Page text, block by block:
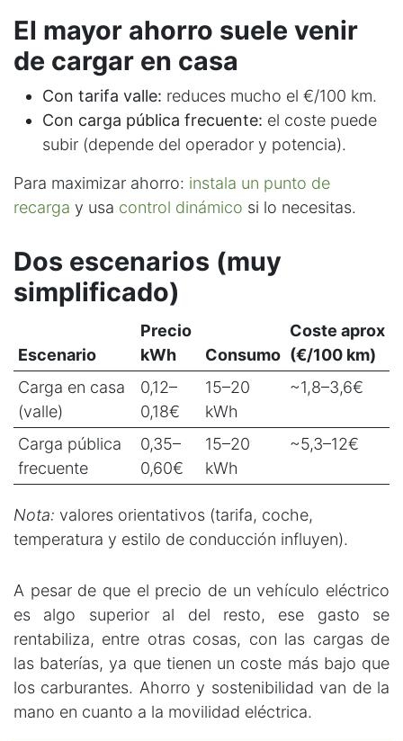
El mayor ahorro suele venir
de cargar en casa
Con tarifa valle: reduces mucho el €/100 km.
Con carga pública frecuente: el coste puede
subir (depende del operador y potencia).
Para maximizar ahorro: instala un punto de
recarga y usa control dinámico si lo necesitas.
Dos escenarios (muy
simplificado)
Escenario
Precio
kWh
Consumo
Coste aprox
(€/100 km)
Carga en casa
(valle)
0,12–
0,18€
15–20
kWh
~1,8–3,6€
Carga pública
frecuente
0,35–
0,60€
15–20
kWh
~5,3–12€
Nota: valores orientativos (tarifa, coche,
temperatura y estilo de conducción influyen).
A pesar de que el precio de un vehículo eléctrico
es algo superior al del resto, ese gasto se
rentabiliza, entre otras cosas, con las cargas de
las baterías, ya que tienen un coste más bajo que
los carburantes. Ahorro y sostenibilidad van de la
mano en cuanto a la movilidad eléctrica.